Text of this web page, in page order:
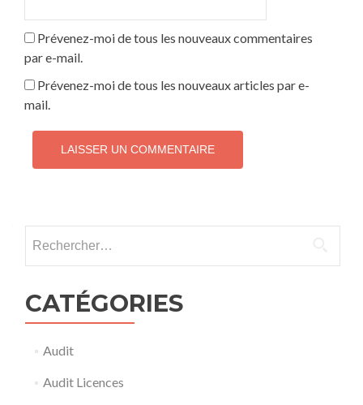
Prévenez-moi de tous les nouveaux commentaires
par e-mail.
Prévenez-moi de tous les nouveaux articles par e-
mail.
CATÉGORIES
Audit
Audit Licences